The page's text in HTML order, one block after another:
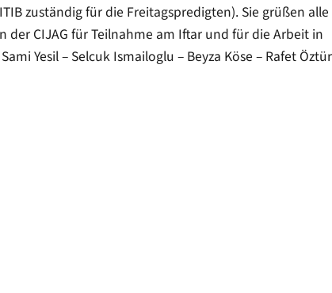
zuständig für die Freitagspredigten). Sie grüßen alle
der CIJAG für Teilnahme am Iftar und für die Arbeit in
Yesil – Selcuk Ismailoglu – Beyza Köse – Rafet